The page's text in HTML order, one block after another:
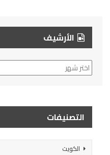
الأرشيف
الأرشيف
التصنيفات
الكويت